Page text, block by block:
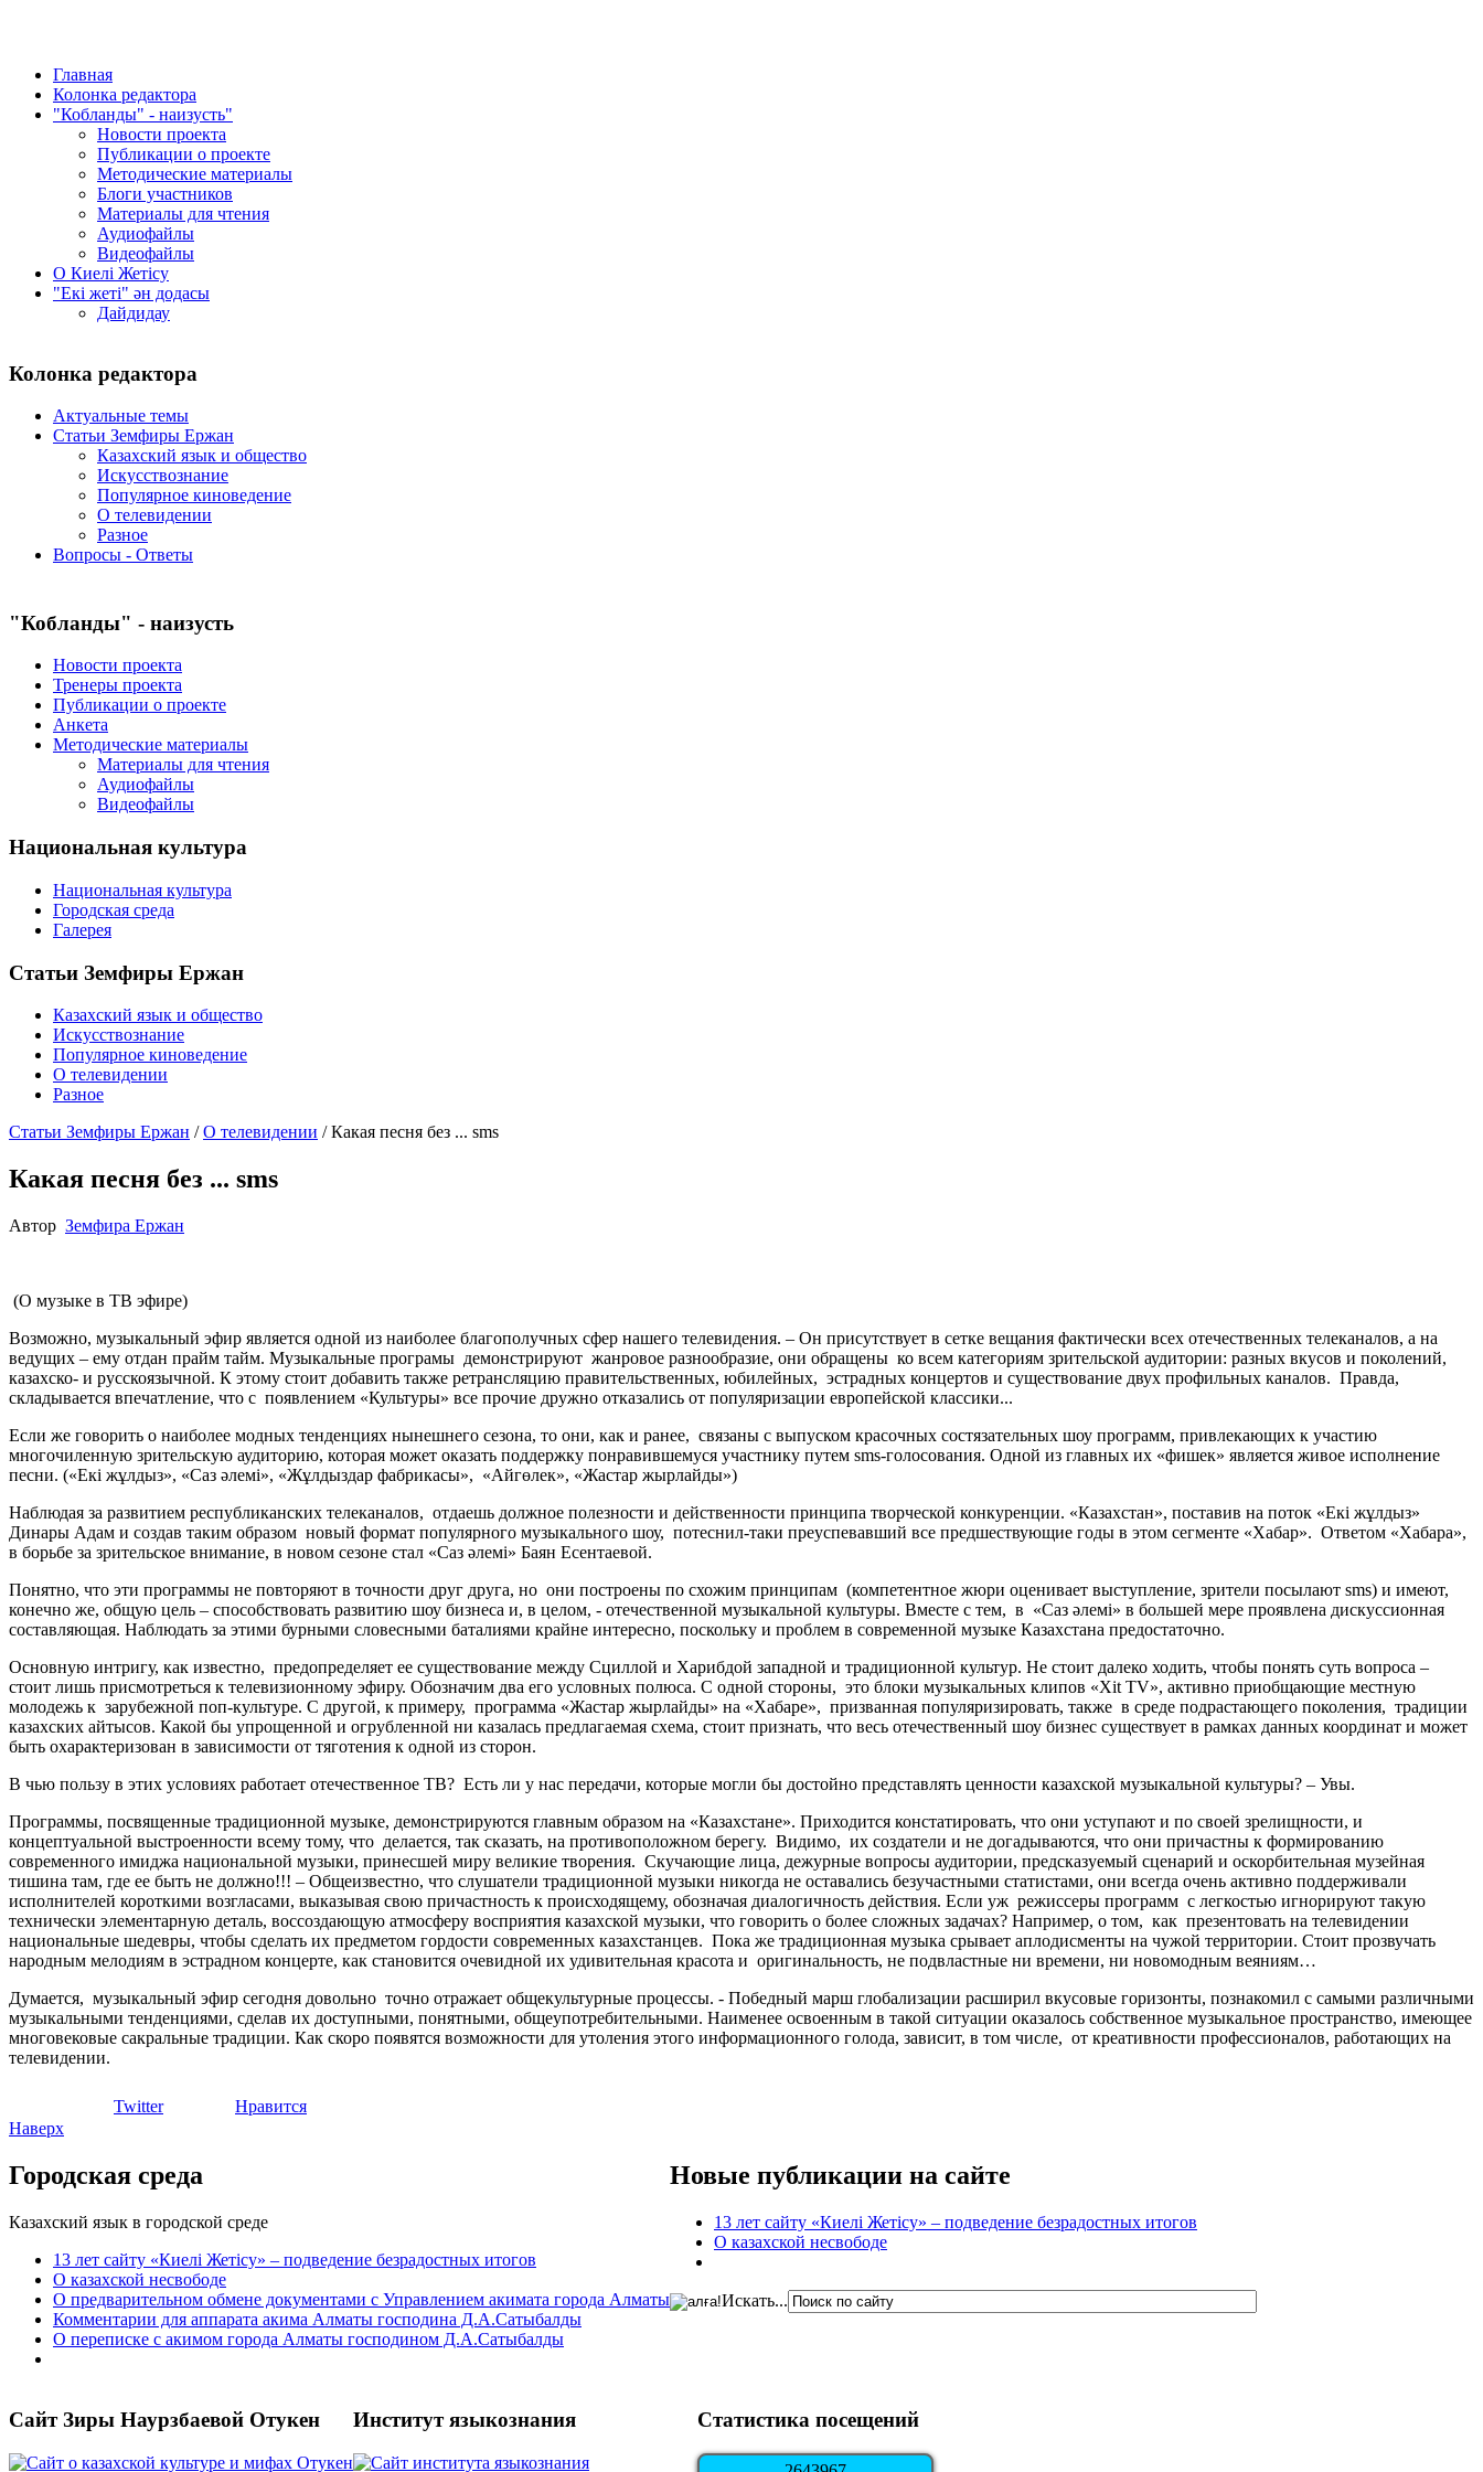
Главная
Колонка редактора
"Кобланды" - наизусть"
Новости проекта
Публикации о проекте
Методические материалы
Блоги участников
Материалы для чтения
Аудиофайлы
Видеофайлы
О Киелi Жетiсу
"Екі жеті" ән додасы
Дайдидау
Колонка редактора
Актуальные темы
Статьи Земфиры Ержан
Казахский язык и общество
Искусствознание
Популярное киноведение
О телевидении
Разное
Вопросы - Ответы
"Кобланды" - наизусть
Новости проекта
Тренеры проекта
Публикации о проекте
Анкета
Методические материалы
Материалы для чтения
Аудиофайлы
Видеофайлы
Национальная культура
Национальная культура
Городская среда
Галерея
Статьи Земфиры Ержан
Казахский язык и общество
Искусствознание
Популярное киноведение
О телевидении
Разное
Статьи Земфиры Ержан /О телевидении /Какая песня без ... sms
Какая песня без ... sms
Автор Земфира Ержан
(О музыке в ТВ эфире)
Возможно, музыкальный эфир является одной из наиболее благополучных сфер нашего телевидения. – Он присутствует в сетке вещания фактически всех отечественных телеканалов, а на
ведущих – ему отдан прайм тайм. Музыкальные програмы демонстрируют жанровое разнообразие, они обращены ко всем категориям зрительской аудитории: разных вкусов и поколений,
казахско- и русскоязычной. К этому стоит добавить также ретрансляцию правительственных, юбилейных, эстрадных концертов и существование двух профильных каналов. Правда,
складывается впечатление, что с появлением «Культуры» все прочие дружно отказались от популяризации европейской классики...
Если же говорить о наиболее модных тенденциях нынешнего сезона, то они, как и ранее, связаны с выпуском красочных состязательных шоу программ, привлекающих к участию
многочиленную зрительскую аудиторию, которая может оказать поддержку понравившемуся участнику путем sms-голосования. Одной из главных их «фишек» является живое исполнение
песни. («Екі жұлдыз», «Саз әлемі», «Жұлдыздар фабрикасы», «Айгөлек», «Жастар жырлайды»)
Наблюдая за развитием республиканских телеканалов, отдаешь должное полезности и действенности принципа творческой конкуренции. «Казахстан», поставив на поток «Екі жұлдыз»
Динары Адам и создав таким образом новый формат популярного музыкального шоу, потеснил-таки преуспевавший все предшествующие годы в этом сегменте «Хабар». Ответом «Хабара»,
в борьбе за зрительское внимание, в новом сезоне стал «Саз әлемі» Баян Есентаевой.
Понятно, что эти программы не повторяют в точности друг друга, но они построены по схожим принципам (компетентное жюри оценивает выступление, зрители посылают sms) и имеют,
конечно же, общую цель – способствовать развитию шоу бизнеса и, в целом, - отечественной музыкальной культуры. Вместе с тем, в «Саз әлемі» в большей мере проявлена дискуссионная
составляющая. Наблюдать за этими бурными словесными баталиями крайне интересно, поскольку и проблем в современной музыке Казахстана предостаточно.
Основную интригу, как известно, предопределяет ее существование между Сциллой и Харибдой западной и традиционной культур. Не стоит далеко ходить, чтобы понять суть вопроса –
стоит лишь присмотреться к телевизионному эфиру. Обозначим два его условных полюса. С одной стороны, это блоки музыкальных клипов «Xit TV», активно приобщающие местную
молодежь к зарубежной поп-культуре. С другой, к примеру, программа «Жастар жырлайды» на «Хабаре», призванная популяризировать, также в среде подрастающего поколения, традиции
казахских айтысов. Какой бы упрощенной и огрубленной ни казалась предлагаемая схема, стоит признать, что весь отечественный шоу бизнес существует в рамках данных координат и может
быть охарактеризован в зависимости от тяготения к одной из сторон.
В чью пользу в этих условиях работает отечественное ТВ? Есть ли у нас передачи, которые могли бы достойно представлять ценности казахской музыкальной культуры? – Увы.
Программы, посвященные традиционной музыке, демонстрируются главным образом на «Казахстане». Приходится констатировать, что они уступают и по своей зрелищности, и
концептуальной выстроенности всему тому, что делается, так сказать, на противоположном берегу. Видимо, их создатели и не догадываются, что они причастны к формированию
современного имиджа национальной музыки, принесшей миру великие творения. Скучающие лица, дежурные вопросы аудитории, предсказуемый сценарий и оскорбительная музейная
тишина там, где ее быть не должно!!! – Общеизвестно, что слушатели традиционной музыки никогда не оставались безучастными статистами, они всегда очень активно поддерживали
исполнителей короткими возгласами, выказывая свою причастность к происходящему, обозначая диалогичность действия. Если уж режиссеры программ с легкостью игнорируют такую
технически элементарную деталь, воссоздающую атмосферу восприятия казахской музыки, что говорить о более сложных задачах? Например, о том, как презентовать на телевидении
национальные шедевры, чтобы сделать их предметом гордости современных казахстанцев. Пока же традиционная музыка срывает аплодисменты на чужой территории. Стоит прозвучать
народным мелодиям в эстрадном концерте, как становится очевидной их удивительная красота и оригинальность, не подвластные ни времени, ни новомодным веяниям…
Думается, музыкальный эфир сегодня довольно точно отражает общекультурные процессы. - Победный марш глобализации расширил вкусовые горизонты, познакомил с самыми различными
музыкальными тенденциями, сделав их доступными, понятными, общеупотребительными. Наименее освоенным в такой ситуации оказалось собственное музыкальное пространство, имеющее
многовековые сакральные традиции. Как скоро появятся возможности для утоления этого информационного голода, зависит, в том числе, от креативности профессионалов, работающих на
телевидении.
Twitter
Нравится
Наверх
Городская среда
Казахский язык в городской среде
13 лет сайту «Киелі Жетісу» – подведение безрадостных итогов
О казахской несвободе
О предварительном обмене документами с Управлением акимата города Алматы
Комментарии для аппарата акима Алматы господина Д.А.Сатыбалды
О переписке с акимом города Алматы господином Д.А.Сатыбалды
Новые публикации на сайте
13 лет сайту «Киелі Жетісу» – подведение безрадостных итогов
О казахской несвободе
Искать...
Сайт Зиры Наурзбаевой Отукен Институт языкознания Статистика посещений